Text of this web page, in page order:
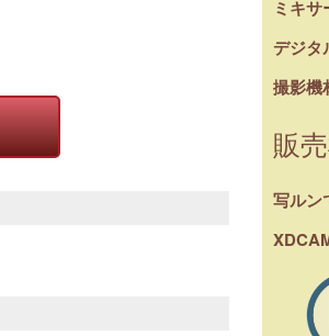
ミキ
デジタ
撮影機
販
写ルン